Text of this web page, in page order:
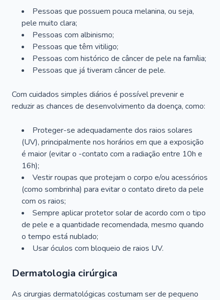
Pessoas que possuem pouca melanina, ou seja,
pele muito clara;
Pessoas com albinismo;
Pessoas que têm vitiligo;
Pessoas com histórico de câncer de pele na família;
Pessoas que já tiveram câncer de pele.
Com cuidados simples diários é possível prevenir e
reduzir as chances de desenvolvimento da doença, como:
Proteger-se adequadamente dos raios solares
(UV), principalmente nos horários em que a exposição
é maior (evitar o -contato com a radiação entre 10h e
16h);
Vestir roupas que protejam o corpo e/ou acessórios
(como sombrinha) para evitar o contato direto da pele
com os raios;
Sempre aplicar protetor solar de acordo com o tipo
de pele e a quantidade recomendada, mesmo quando
o tempo está nublado;
Usar óculos com bloqueio de raios UV.
Dermatologia cirúrgica
As cirurgias dermatológicas costumam ser de pequeno